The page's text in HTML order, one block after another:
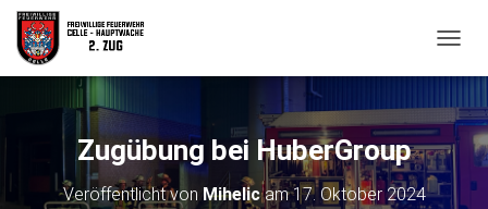
A
G
A
Zugübung bei HuberGroup
Veröffentlicht von Mihelicam17. Oktober 2024